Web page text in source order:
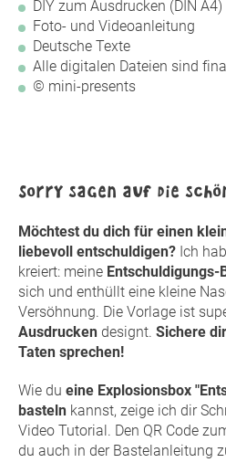
DIY zum Ausdrucken (DIN A4)
Foto- und Videoanleitung
Deutsche Texte
Alle digitalen Dateien sind final
© mini-presents
Sorry sagen auf die
Möchtest du dich für einen
liebevoll entschuldigen? Ich
kreiert: meine Entschuldigungs-
sich und enthüllt eine kleine
Versöhnung. Die Vorlage ist
Ausdrucken designt. Sichere
Taten sprechen!
Wie du eine Explosionsbox
basteln kannst, zeige ich dir
Video Tutorial. Den QR Code
du auch in der Bastelanleitung